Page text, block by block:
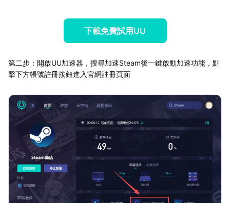
下載免費試用UU
第二步：開啟UU加速器，搜尋加速Steam後一鍵啟動加速功能，點
擊下方帳號註冊按鈕進入官網註冊頁面